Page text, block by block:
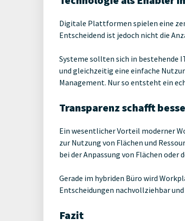
Digitale Plattformen spielen eine
Entscheidend ist jedoch nicht die
Systeme sollten sich in bestehende
und gleichzeitig eine einfache
Management. Nur so entsteht ein
Transparenz schafft
Ein wesentlicher Vorteil moderner
zur Nutzung von Flächen und
bei der Anpassung von Flächen
Gerade im hybriden Büro wird
Entscheidungen nachvollziehbar
Fazit